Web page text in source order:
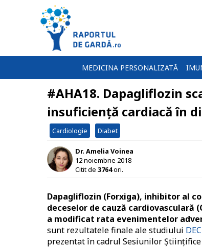
MEDICINA PERSONALIZATĂ
#AHA18. Dapagliflozin
insuficiență cardiacă în
Cardiologie Diabet
Dr. Amelia Voinea
12 noiembrie 2018
Citit de 3764ori.
Dapagliflozin (Forxiga), inhibitor al
deceselor de cauză cardiovasculară
a modificat rata evenimentelor
sunt rezultatele finale ale studiului
prezentat în cadrul Sesiunilor Științifice